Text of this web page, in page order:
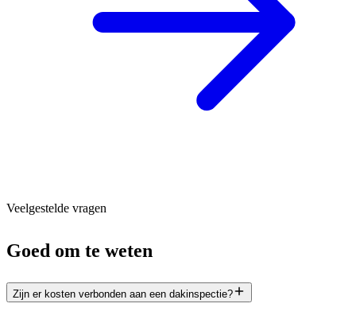
Veelgestelde vragen
Goed om te weten
Zijn er kosten verbonden aan een dakinspectie?